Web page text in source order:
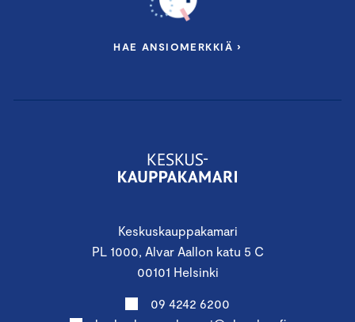
Keskuskauppakamari
PL 1000, Alvar Aallon katu 5 C
00101 Helsinki
09 4242 6200
HAE ANSIOMERKKIÄ ›